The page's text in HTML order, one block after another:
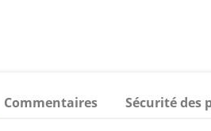
Commentaires Sécurité des